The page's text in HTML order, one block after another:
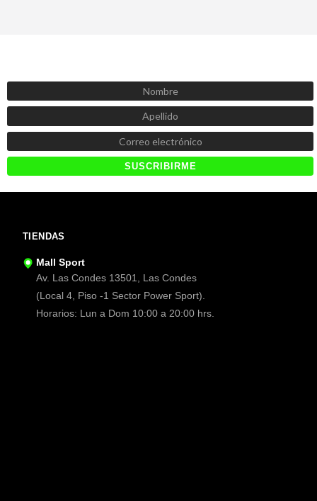
TIENDAS
Mall Sport
Av. Las Condes 13501, Las Condes
(Local 4, Piso -1 Sector Power Sport).
Horarios: Lun a Dom 10:00 a 20:00 hrs.